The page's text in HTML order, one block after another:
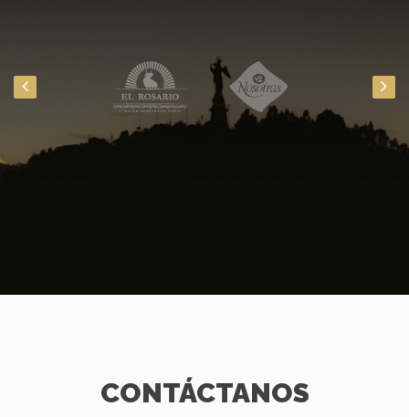
CONTÁCTANOS